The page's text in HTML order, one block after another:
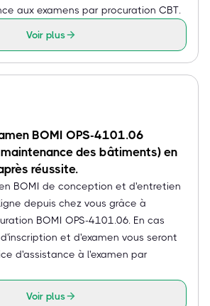
aux examens par procuration CBT.
Voir plus
BOMI OPS-4101.06
des bâtiments) en
réussite.
BOMI de conception et d'entretien
depuis chez vous grâce à
BOMI OPS-4101.06. En cas
et d'examen vous seront
d'assistance à l'examen par
Voir plus